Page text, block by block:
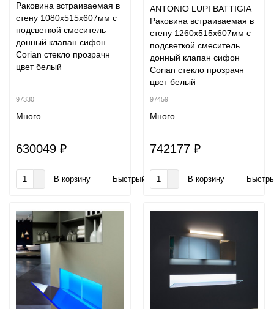
Раковина встраиваемая в
стену 1080х515х607мм с
подсветкой смеситель
донный клапан сифон
Corian стекло прозрачн
цвет белый
97330
Много
630049 ₽
В корзину Быстрый заказ
ANTONIO LUPI BATTIGIA
Раковина встраиваемая в
стену 1260х515х607мм с
подсветкой смеситель
донный клапан сифон
Corian стекло прозрачн
цвет белый
97459
Много
742177 ₽
В корзину